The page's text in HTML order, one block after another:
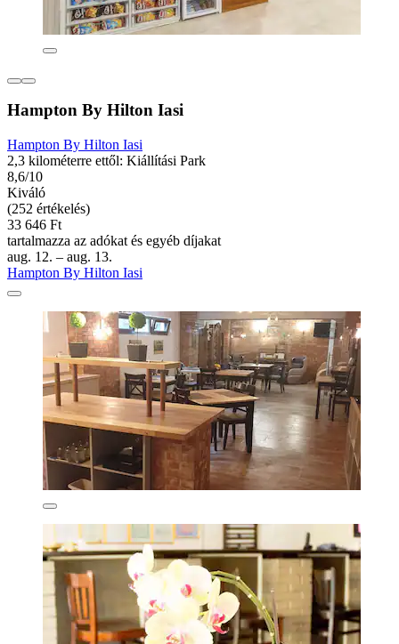
Hampton By Hilton Iasi
Hampton By Hilton Iasi
2,3 kilométerre ettől: Kiállítási Park
8,6/10
Kiváló
(252 értékelés)
33 646 Ft
tartalmazza az adókat és egyéb díjakat
aug. 12. – aug. 13.
Hampton By Hilton Iasi